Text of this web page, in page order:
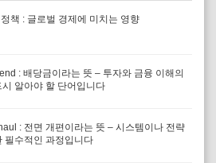
정책 : 글로벌 경제에 미치는 영향
: 배당금이라는 뜻 – 투자와 금융 이해의
알아야 할 단어입니다
: 전면 개편이라는 뜻 – 시스템이나 전략
필수적인 과정입니다